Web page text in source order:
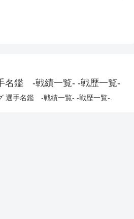
名鑑 -戦績一覧- -戦歴一覧-
選手名鑑 -戦績一覧- -戦歴一覧-.